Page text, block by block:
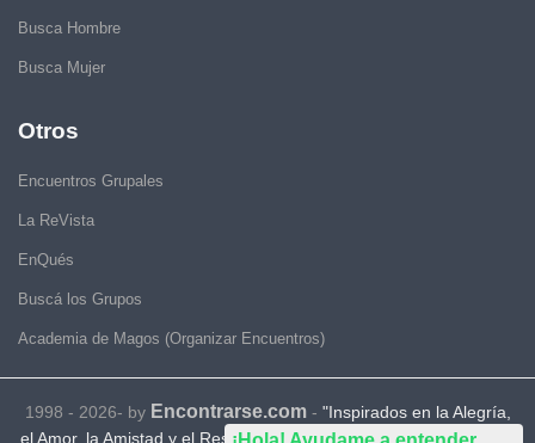
Busca Hombre
Busca Mujer
Otros
Encuentros Grupales
La ReVista
EnQués
Buscá los Grupos
Academia de Magos (Organizar Encuentros)
1998 - 2026- by Encontrarse.com- "Inspirados en la Alegría,
el Amor, la Amistad y el Respeto, motivamos a la gente a que sea